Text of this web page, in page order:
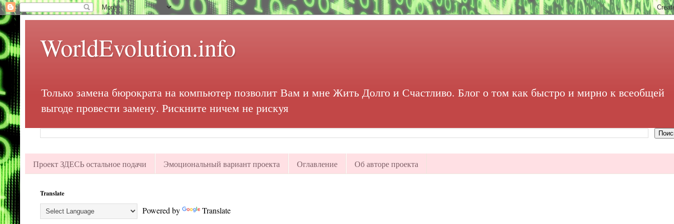
WorldEvolution.info
Только замена бюрократа на компьютер позволит Вам и мне Жить Долго и Счастливо. Блог о том как быстро и мирно к всеобщей
выгоде провести замену. Рискните ничем не рискуя
Проект ЗДЕСЬ остальное подачи Эмоциональный вариант проекта Оглавление Об авторе проекта
Translate
Powered by Translate